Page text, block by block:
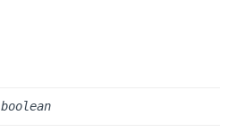
boolean